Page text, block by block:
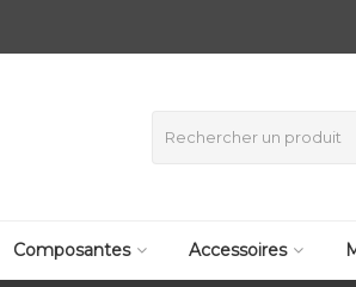
Composantes Accessoires